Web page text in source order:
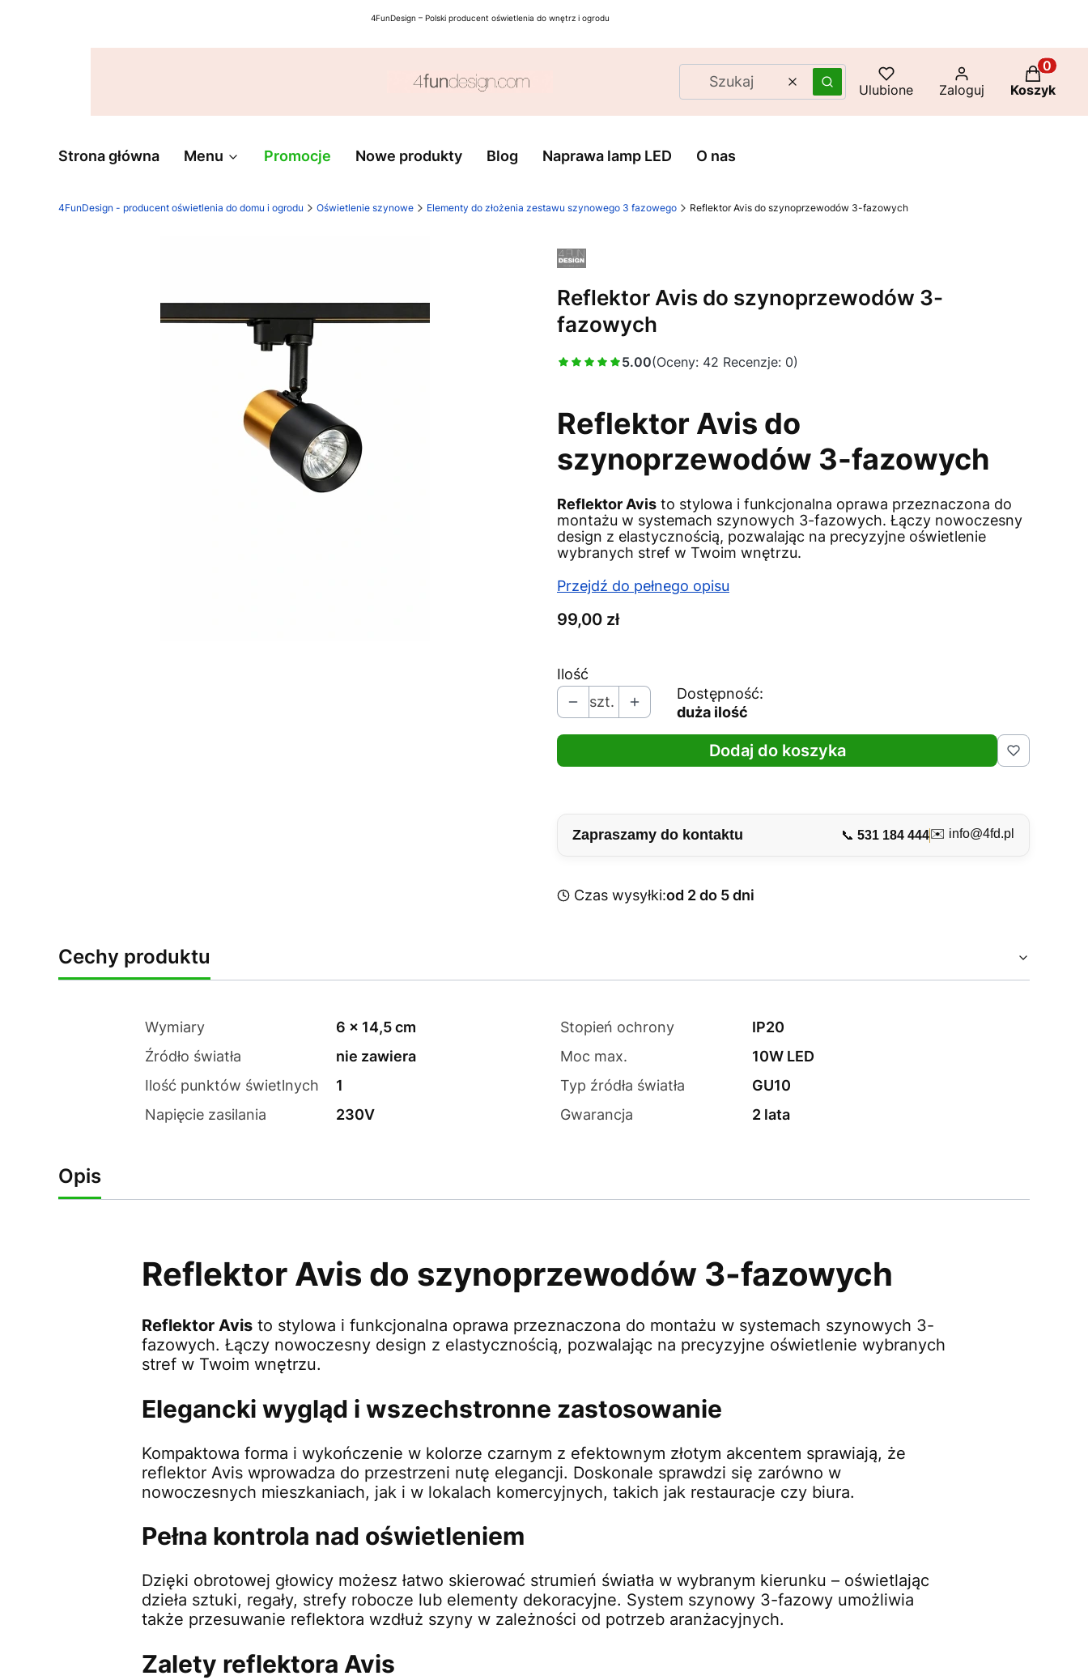
4FunDesign – Polski producent oświetlenia do wnętrz i ogrodu
WyczyśćSzukajUlubione Zaloguj Koszyk
Strona główna Menu Promocje Nowe produkty Blog Naprawa lamp LED O nas
4FunDesign - producent oświetlenia do domu i ogrodu Oświetlenie szynowe Elementy do złożenia zestawu szynowego 3 fazowego Reflektor Avis do szynoprzewodów 3-fazowych
Reflektor Avis do szynoprzewodów 3-
fazowych
5.00(Oceny: 42 Recenzje: 0)
Reflektor Avis do
szynoprzewodów 3-fazowych
Reflektor Avis to stylowa i funkcjonalna oprawa przeznaczona do
montażu w systemach szynowych 3-fazowych. Łączy nowoczesny
design z elastycznością, pozwalając na precyzyjne oświetlenie
wybranych stref w Twoim wnętrzu.
Przejdź do pełnego opisu
Cena
99,00 zł
Ilość
szt.
Dostępność:
duża ilość
Dodaj do koszyka
Zapraszamy do kontaktu 📞 531 184 444✉️ info@4fd.pl
Czas wysyłki:od 2 do 5 dni
Cechy produktu
Wymiary 6 x 14,5 cm Stopień ochrony
IP20
Źródło światła
nie zawiera Moc max.
10W LED
Ilość punktów świetlnych
1 Typ źródła światła
GU10
Napięcie zasilania
230V Gwarancja 2 lata
Opis
Reflektor Avis do szynoprzewodów 3-fazowych
Reflektor Avisto stylowa i funkcjonalna oprawa przeznaczona do montażu w systemach szynowych 3-
fazowych. Łączy nowoczesny design z elastycznością, pozwalając na precyzyjne oświetlenie wybranych
stref w Twoim wnętrzu.
Elegancki wygląd i wszechstronne zastosowanie
Kompaktowa forma i wykończenie w kolorze czarnym z efektownym złotym akcentem sprawiają, że
reflektor Avis wprowadza do przestrzeni nutę elegancji. Doskonale sprawdzi się zarówno w
nowoczesnych mieszkaniach, jak i w lokalach komercyjnych, takich jak restauracje czy biura.
Pełna kontrola nad oświetleniem
Dzięki obrotowej głowicy możesz łatwo skierować strumień światła w wybranym kierunku – oświetlając
dzieła sztuki, regały, strefy robocze lub elementy dekoracyjne. System szynowy 3-fazowy umożliwia
także przesuwanie reflektora wzdłuż szyny w zależności od potrzeb aranżacyjnych.
Zalety reflektora Avis